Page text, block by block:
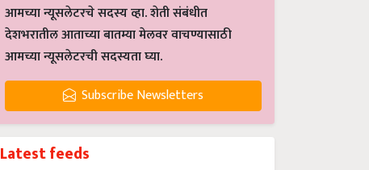
आमच्या न्यूसलेटरचे सदस्य व्हा. शेती संबंधीत
देशभरातील आताच्या बातम्या मेलवर वाचण्यासाठी
आमच्या न्यूसलेटरची सदस्यता घ्या.
Subscribe Newsletters
Latest feeds